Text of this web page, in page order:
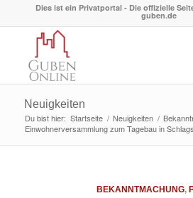
Dies ist ein Privatportal - Die offizielle
guben.de
Neuigkeiten
Du bist hier: Startseite / Neuigkeiten /
Einwohnerversammlung zum Tagebau in
BEKANNTMACHUNG,